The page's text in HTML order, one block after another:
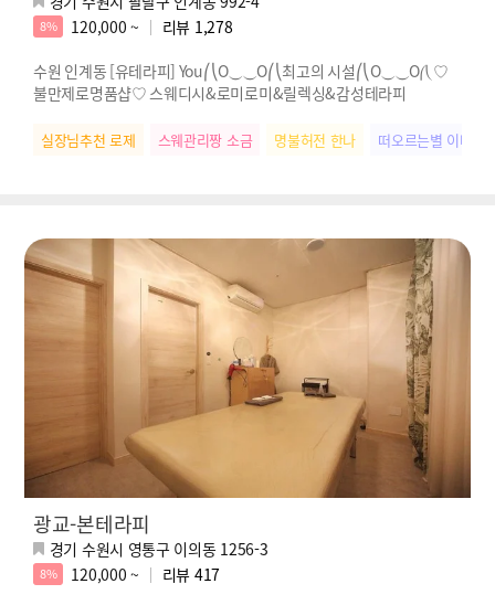
8% 120,000 ~ 리뷰 1,278
수원 인계동 [유테라피] You⎛⎝O⏝⏝O⎛⎝최고의 시설⎛⎝O⏝⏝O⎛⎝ ♡
불만제로명품샵♡ 스웨디시&로미로미&릴렉싱&감성테라피
실장님추천 로제 스웨관리짱 소금 명불허전 한나 떠오르는별 이나
광교-본테라피
경기 수원시 영통구 이의동 1256-3
8% 120,000 ~ 리뷰 417